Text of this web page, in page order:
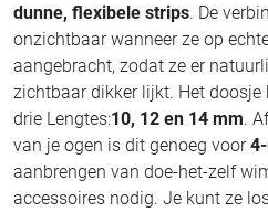
dunne, flexibele strips. De
onzichtbaar wanneer ze op
aangebracht, zodat ze er
zichtbaar dikker lijkt. Het doosje
drie Lengtes:10, 12 en 14 mm.
van je ogen is dit genoeg voor
aanbrengen van doe-het-zelf
accessoires nodig. Je kunt ze